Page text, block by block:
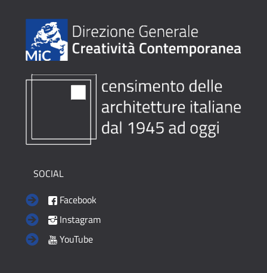
SOCIAL
Facebook
Instagram
YouTube